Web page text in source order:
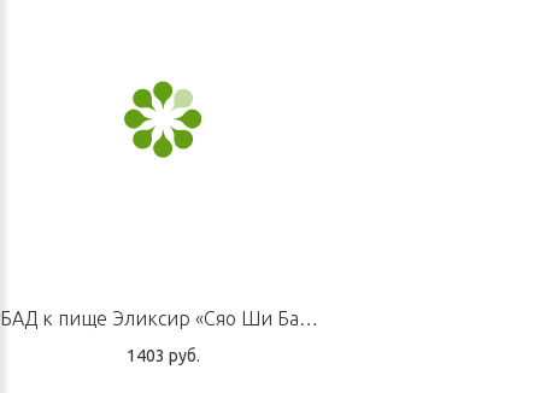
БАД к пище Эликсир «Сяо Ши Бао», 10 флаконов по 10 мл
1403 руб.